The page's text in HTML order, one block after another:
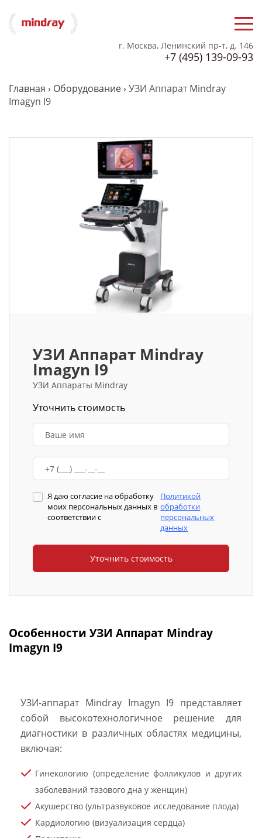
г. Москва, Ленинский пр-т, д. 146
+7 (495) 139-09-93
Главная › Оборудование › УЗИ Аппарат Mindray
Imagyn I9
УЗИ Аппарат Mindray
Imagyn I9
УЗИ Аппараты Mindray
Уточнить стоимость
Я даю согласие на обработку
моих персональных данных в
соответствии с
Политикой
обработки
персональных
данных
Особенности УЗИ Аппарат Mindray
Imagyn I9
УЗИ-аппарат Mindray Imagyn I9 представляет
собой высокотехнологичное решение для
диагностики в различных областях медицины,
включая:
Гинекологию (определение фолликулов и других
заболеваний тазового дна у женщин)
Акушерство (ультразвуковое исследование плода)
Кардиологию (визуализация сердца)